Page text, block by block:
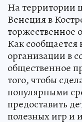
На территории
Венеция в
торжественное
Как сообщается
организации в
общественное
того, чтобы
популярными
предоставить
полезных игр и